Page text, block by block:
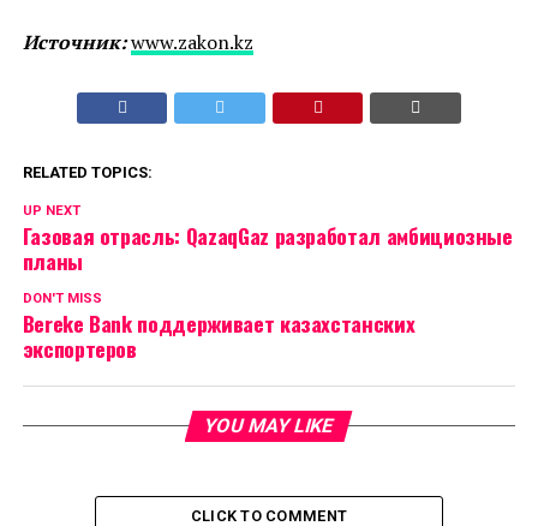
Источник:www.zakon.kz
RELATED TOPICS:
UP NEXT
Газовая отрасль: QazaqGaz разработал амбициозные
планы
DON'T MISS
Bereke Bank поддерживает казахстанских
экспортеров
YOU MAY LIKE
CLICK TO COMMENT